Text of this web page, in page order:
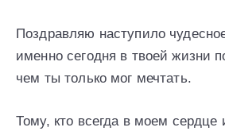
Поздравляю наступило
именно сегодня в твоей жизни
чем ты только мог мечтать.
Тому, кто всегда в моем